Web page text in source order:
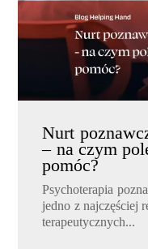
Nurt
– na czym
pomóc?
Psychoterapia
jedno z najczęściej
terapeutycznych...